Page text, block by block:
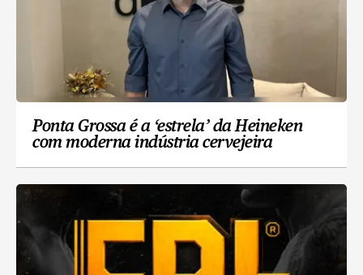
Ponta Grossa é a ‘estrela’ da Heineken
com moderna indústria cervejeira